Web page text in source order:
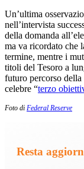
Un’ultima
nell’intervista
della domanda
ma va ricordato che
termine, mentre i
titoli del Tesoro a
futuro percorso della
celebre “terzo
Foto di Federal Reserve
Resta